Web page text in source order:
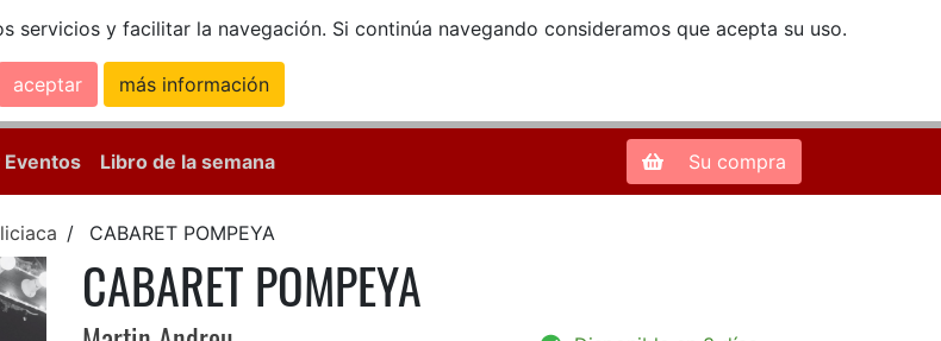
y facilitar la navegación. Si continúa navegando consideramos que acepta su uso.
aceptar más información
Zona de Clientes
Eventos Libro de la semana Su compra
CABARET POMPEYA
CABARET POMPEYA